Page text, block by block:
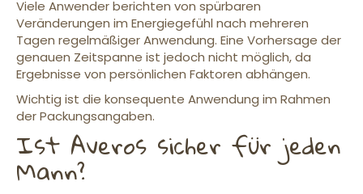
Viele Anwender berichten von spürbaren
Veränderungen im Energiegefühl nach mehreren
Tagen regelmäßiger Anwendung. Eine Vorhersage der
genauen Zeitspanne ist jedoch nicht möglich, da
Ergebnisse von persönlichen Faktoren abhängen.
Wichtig ist die konsequente Anwendung im Rahmen
der Packungsangaben.
Ist Averos sicher für jeden
Mann?